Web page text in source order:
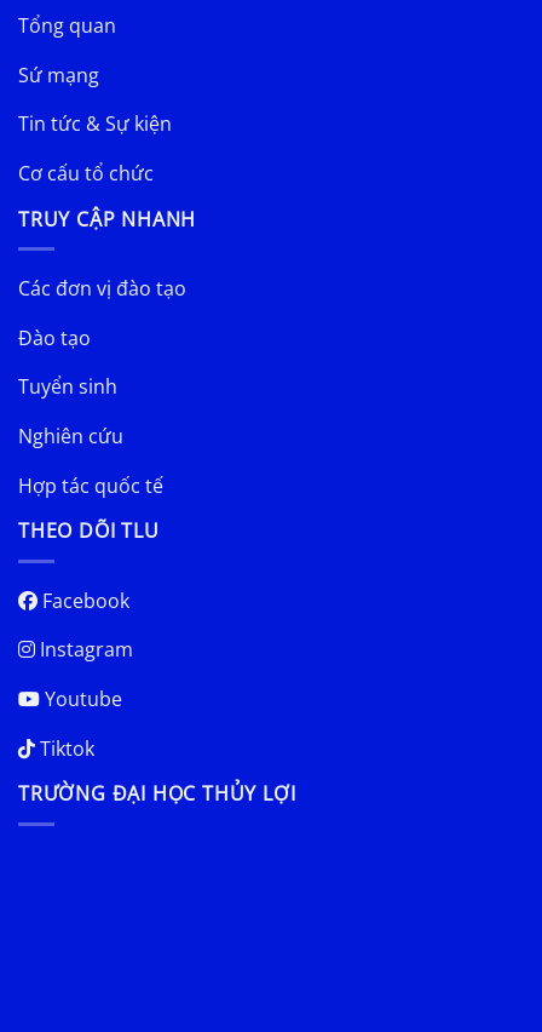
Tổng quan
Sứ mạng
Tin tức & Sự kiện
Cơ cấu tổ chức
TRUY CẬP NHANH
Các đơn vị đào tạo
Đào tạo
Tuyển sinh
Nghiên cứu
Hợp tác quốc tế
THEO DÕI TLU
Facebook
Instagram
Youtube
Tiktok
TRƯỜNG ĐẠI HỌC THỦY LỢI